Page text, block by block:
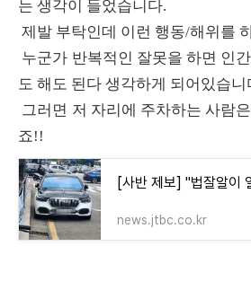
는 생각이 들었습니다.
제발 부탁인데 이런 행동/해위를
누군가 반복적인 잘못을 하면 인
도 해도 된다 생각하게 되어있습니
그러면 저 자리에 주차하는 사람
죠!!
news.jtbc.co.kr